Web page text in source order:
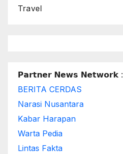
Travel
𝗣𝗮𝗿𝘁𝗻𝗲𝗿 𝗡𝗲𝘄𝘀 𝗡𝗲𝘁𝘄𝗼𝗿𝗸 :
BERITA CERDAS
Narasi Nusantara
Kabar Harapan
Warta Pedia
Lintas Fakta